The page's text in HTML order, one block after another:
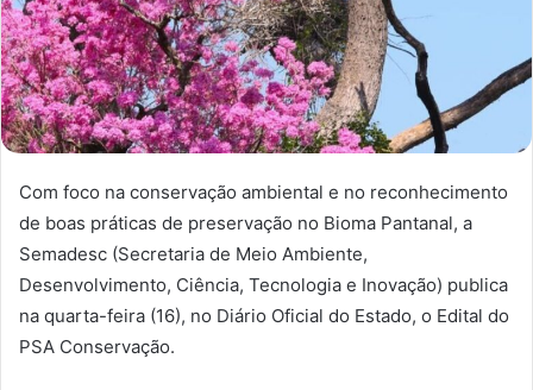
Com foco na conservação ambiental e no reconhecimento
de boas práticas de preservação no Bioma Pantanal, a
Semadesc (Secretaria de Meio Ambiente,
Desenvolvimento, Ciência, Tecnologia e Inovação) publica
na quarta-feira (16), no Diário Oficial do Estado, o Edital do
PSA Conservação.